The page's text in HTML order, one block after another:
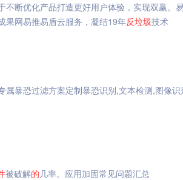
不断优化产品打造更好用户体验，实现双赢。
果网易推易盾云服务，凝结19年反垃圾技术
属暴恐过滤方案定制暴恐识别,文本检测,图像识
被破解的几率。应用加固常见问题汇总